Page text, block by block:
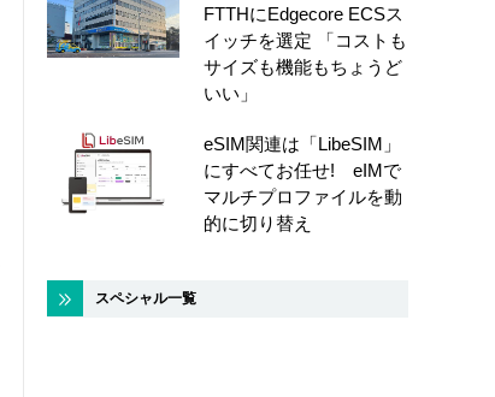
FTTHにEdgecore ECSス
イッチを選定 「コストも
サイズも機能もちょうど
いい」
eSIM関連は「LibeSIM」
にすべてお任せ! eIMで
マルチプロファイルを動
的に切り替え
スペシャル一覧